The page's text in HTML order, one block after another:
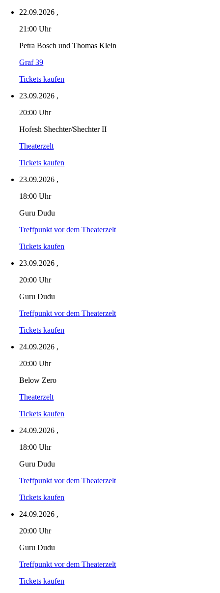
22.09.2026 ,
21:00 Uhr
Petra Bosch und Thomas Klein
Graf 39
Tickets kaufen
23.09.2026 ,
20:00 Uhr
Hofesh Shechter/Shechter II
Theaterzelt
Tickets kaufen
23.09.2026 ,
18:00 Uhr
Guru Dudu
Treffpunkt vor dem Theaterzelt
Tickets kaufen
23.09.2026 ,
20:00 Uhr
Guru Dudu
Treffpunkt vor dem Theaterzelt
Tickets kaufen
24.09.2026 ,
20:00 Uhr
Below Zero
Theaterzelt
Tickets kaufen
24.09.2026 ,
18:00 Uhr
Guru Dudu
Treffpunkt vor dem Theaterzelt
Tickets kaufen
24.09.2026 ,
20:00 Uhr
Guru Dudu
Treffpunkt vor dem Theaterzelt
Tickets kaufen